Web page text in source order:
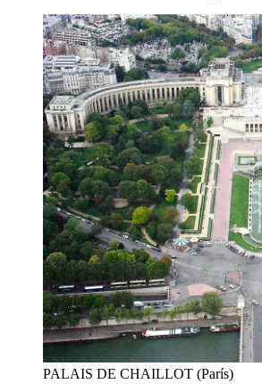
PALAIS DE CHAILLOT (París)